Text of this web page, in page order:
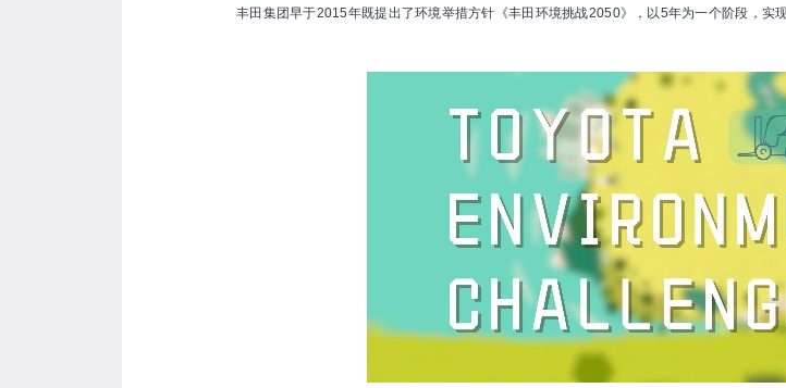
丰田集团早于2015年既提出了环境举措方针《丰田环境挑战2050》，以5年为一个阶段，实